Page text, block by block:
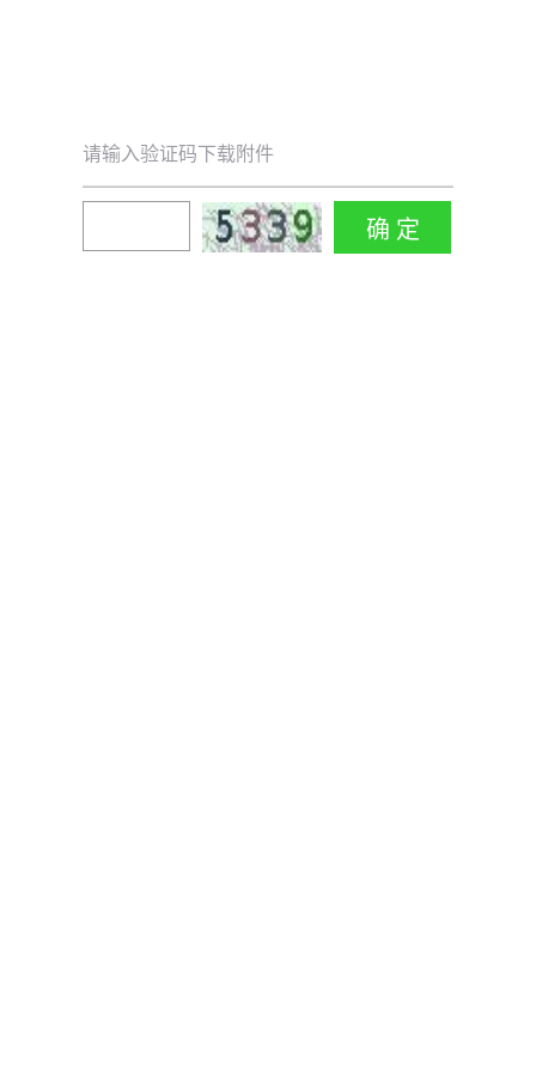
请输入验证码下载附件